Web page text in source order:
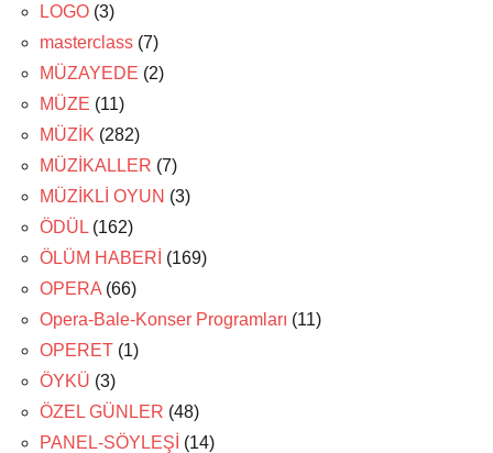
LOGO (3)
masterclass (7)
MÜZAYEDE (2)
MÜZE (11)
MÜZİK (282)
MÜZİKALLER (7)
MÜZİKLİ OYUN (3)
ÖDÜL (162)
ÖLÜM HABERİ (169)
OPERA (66)
Opera-Bale-Konser Programları (11)
OPERET (1)
ÖYKÜ (3)
ÖZEL GÜNLER (48)
PANEL-SÖYLEŞİ (14)